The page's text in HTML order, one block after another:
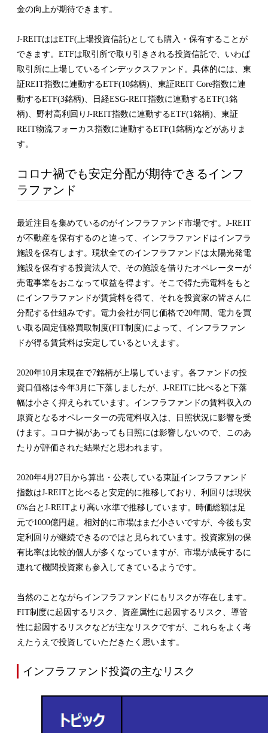
金の向上が期待できます。
J-REITははETF(上場投資信託)としても購入・保有することが
できます。ETFは取引所で取り引きされる投資信託で、いわば
取引所に上場しているインデックスファンド。具体的には、東
証REIT指数に連動するETF(10銘柄)、東証REIT Core指数に連
動するETF(3銘柄)、日経ESG-REIT指数に連動するETF(1銘
柄)、野村高利回りJ-REIT指数に連動するETF(1銘柄)、東証
REIT物流フォーカス指数に連動するETF(1銘柄)などがありま
す。
コロナ禍でも安定分配が期待できるインフ
ラファンド
最近注目を集めているのがインフラファンド市場です。J-REIT
が不動産を保有するのと違って、インフラファンドはインフラ
施設を保有します。現状全てのインフラファンドは太陽光発電
施設を保有する投資法人で、その施設を借りたオペレーターが
売電事業をおこなって収益を得ます。そこで得た売電料をもと
にインフラファンドが賃貸料を得て、それを投資家の皆さんに
分配する仕組みです。電力会社が同じ価格で20年間、電力を買
い取る固定価格買取制度(FIT制度)によって、インフラファン
ドが得る賃貸料は安定しているといえます。
2020年10月末現在で7銘柄が上場しています。各ファンドの投
資口価格は今年3月に下落しましたが、J-REITに比べると下落
幅は小さく抑えられています。インフラファンドの賃料収入の
原資となるオペレーターの売電料収入は、日照状況に影響を受
けます。コロナ禍があっても日照には影響しないので、このあ
たりが評価された結果だと思われます。
2020年4月27日から算出・公表している東証インフラファンド
指数はJ-REITと比べると安定的に推移しており、利回りは現状
6%台とJ-REITより高い水準で推移しています。時価総額は足
元で1000億円超。相対的に市場はまだ小さいですが、今後も安
定利回りが継続できるのではと見られています。投資家別の保
有比率は比較的個人が多くなっていますが、市場が成長するに
連れて機関投資家も参入してきているようです。
当然のことながらインフラファンドにもリスクが存在します。
FIT制度に起因するリスク、資産属性に起因するリスク、導管
性に起因するリスクなどが主なリスクですが、これらをよく考
えたうえで投資していただきたく思います。
インフラファンド投資の主なリスク